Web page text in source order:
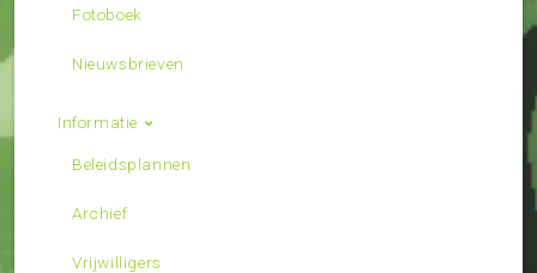
Fotoboek
Nieuwsbrieven
Informatie
Beleidsplannen
Archief
Vrijwilligers